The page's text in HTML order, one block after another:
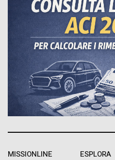
MISSIONLINE ESPLORA